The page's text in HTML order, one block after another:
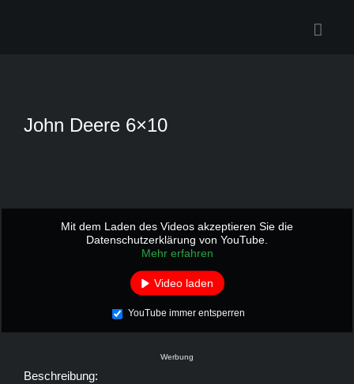
John Deere 6×10
Mit dem Laden des Videos akzeptieren Sie die
Datenschutzerklärung von YouTube.
Mehr erfahren
Video laden
YouTube immer entsperren
Werbung
Beschreibung: